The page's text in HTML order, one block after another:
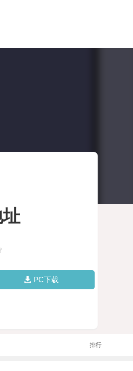
PC下载
排行